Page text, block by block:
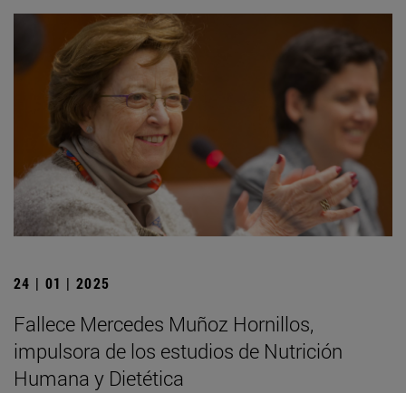
24 | 01 | 2025
Fallece Mercedes Muñoz Hornillos,
impulsora de los estudios de Nutrición
Humana y Dietética